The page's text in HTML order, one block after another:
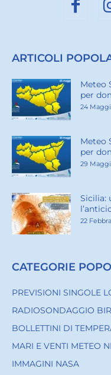
ARTICOLI
Meteo
per
24
Meteo
per
29
Sicilia:
22
CATEGORIE
PREVISIONI SINGOLE
RADIOSONDAGGIO
BOLLETTINI DI
MARI E VENTI METEO
IMMAGINI NASA